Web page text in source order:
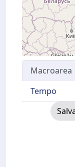
Macroarea
Tempo